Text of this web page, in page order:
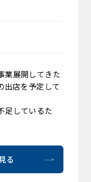
業展開してきた
出店を予定して
足しているた
る